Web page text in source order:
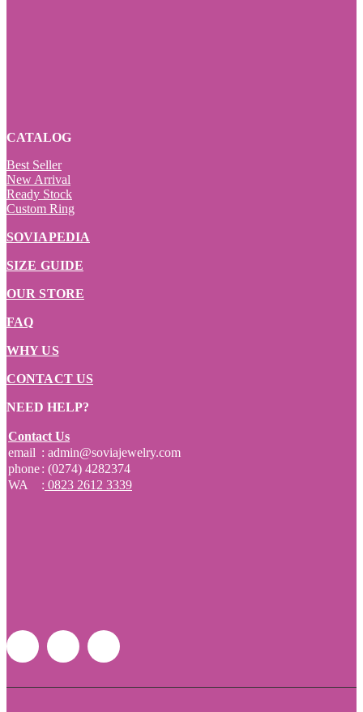
CATALOG
Best Seller
New Arrival
Ready Stock
Custom Ring
SOVIAPEDIA
SIZE GUIDE
OUR STORE
FAQ
WHY US
CONTACT US
NEED HELP?
Contact Us
email : admin@soviajewelry.com
phone: (0274) 4282374
WA
: 0823 2612 3339